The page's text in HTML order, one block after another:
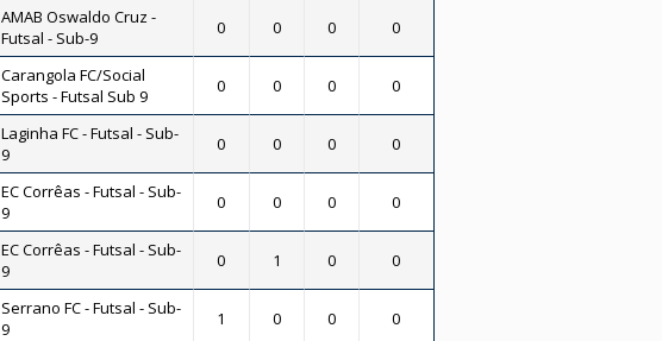
AMAB Oswaldo Cruz -
Futsal - Sub-9
0 0 0 0
Carangola FC/Social
Sports - Futsal Sub 9
0 0 0 0
Laginha FC - Futsal - Sub-
9
0 0 0 0
EC Corrêas - Futsal - Sub-
9
0 0 0 0
EC Corrêas - Futsal - Sub-
9
0 1 0 0
Serrano FC - Futsal - Sub-
9
1 0 0 0